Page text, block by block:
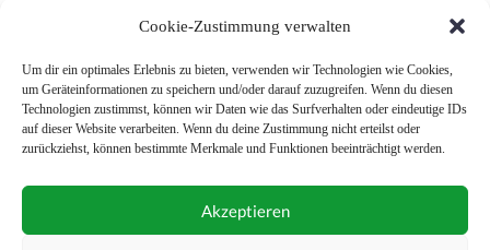
Cookie-Zustimmung verwalten
Um dir ein optimales Erlebnis zu bieten, verwenden wir Technologien wie Cookies,
um Geräteinformationen zu speichern und/oder darauf zuzugreifen. Wenn du diesen
Technologien zustimmst, können wir Daten wie das Surfverhalten oder eindeutige IDs
auf dieser Website verarbeiten. Wenn du deine Zustimmung nicht erteilst oder
zurückziehst, können bestimmte Merkmale und Funktionen beeinträchtigt werden.
Akzeptieren
© 2026 Blick ins Land
Unterstützt durch